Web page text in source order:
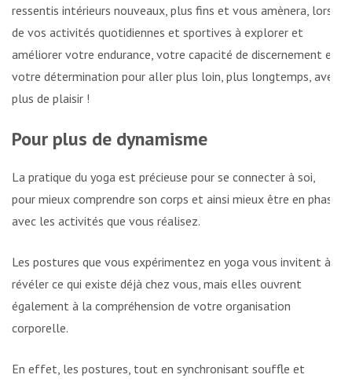
ressentis intérieurs nouveaux, plus fins et vous amènera, lors
de vos activités quotidiennes et sportives à explorer et
améliorer votre endurance, votre capacité de discernement et
votre détermination pour aller plus loin, plus longtemps, avec
plus de plaisir !
Pour plus de dynamisme
La pratique du yoga est précieuse pour se connecter à soi,
pour mieux comprendre son corps et ainsi mieux être en phase
avec les activités que vous réalisez.
Les postures que vous expérimentez en yoga vous invitent à
révéler ce qui existe déjà chez vous, mais elles ouvrent
également à la compréhension de votre organisation
corporelle.
En effet, les postures, tout en synchronisant souffle et